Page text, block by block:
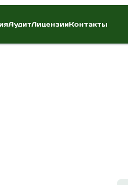
АудитЛицензииКонтакты